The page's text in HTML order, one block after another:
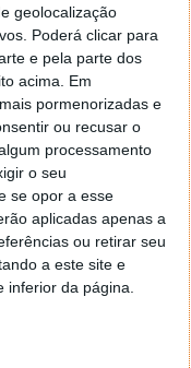
geolocalização
Poderá clicar para
e pela parte dos
acima. Em
pormenorizadas e
ou recusar o
processamento
o seu
se opor a esse
aplicadas apenas a
ou retirar seu
a este site e
da página.